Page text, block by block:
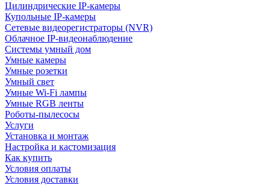
Цилиндрические IP-камеры
Купольные IP-камеры
Сетевые видеорегистраторы (NVR)
Облачное IP-видеонаблюдение
Системы умный дом
Умные камеры
Умные розетки
Умный свет
Умные Wi-Fi лампы
Умные RGB ленты
Роботы-пылесосы
Услуги
Установка и монтаж
Настройка и кастомизация
Как купить
Условия оплаты
Условия доставки